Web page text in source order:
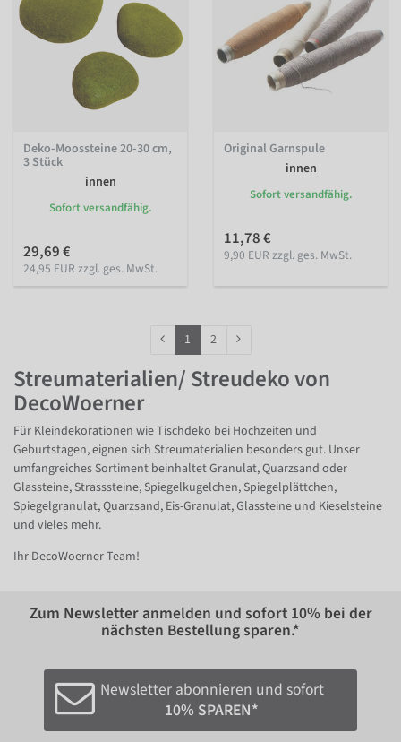
Deko-Moossteine 20-30 cm,
3 Stück
innen
Sofort versandfähig.
29,69 €
24,95 EUR zzgl. ges. MwSt.
Original Garnspule
innen
Sofort versandfähig.
11,78 €
9,90 EUR zzgl. ges. MwSt.
1 2
Streumaterialien/ Streudeko von
DecoWoerner
Für Kleindekorationen wie Tischdeko bei Hochzeiten und
Geburtstagen, eignen sich Streumaterialien besonders gut. Unser
umfangreiches Sortiment beinhaltet Granulat, Quarzsand oder
Glassteine, Strasssteine, Spiegelkugelchen, Spiegelplättchen,
Spiegelgranulat, Quarzsand, Eis-Granulat, Glassteine und Kieselsteine
und vieles mehr.
Ihr DecoWoerner Team!
Zum Newsletter anmelden und sofort 10% bei der
nächsten Bestellung sparen.*
Newsletter abonnieren und sofort
10% SPAREN*